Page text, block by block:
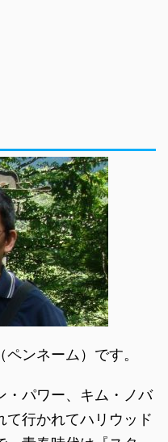
（ペンネーム）です。
・パワー、キム・ノバ
て行かれてハリウッド